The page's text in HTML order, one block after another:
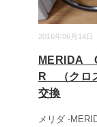
2016年06月14日
MERIDA
R （クロ
交換
メリダ -